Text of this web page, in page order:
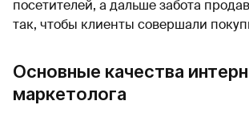
посетителей, а дальше забота
так, чтобы клиенты совершали
Основные качества
маркетолога